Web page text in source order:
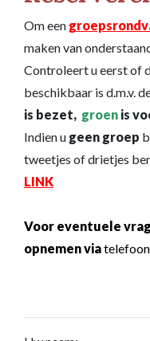
Om een
maken van
Controleert u eerst of
beschikbaar is d.m.v.
is bezet, groen is
Indien u geen groep
tweetjes of drietjes
LINK
Voor eventuele
opnemen via